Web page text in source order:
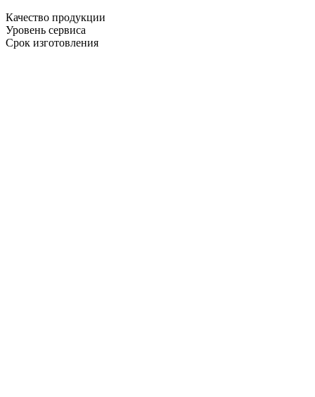
Качество продукции
Уровень сервиса
Срок изготовления